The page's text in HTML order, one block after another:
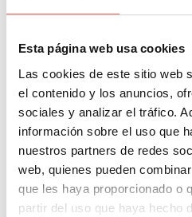
Esta página web usa cookies
Las cookies de este sitio web
el contenido y los anuncios,
sociales y analizar el tráfico.
información sobre el uso que
nuestros partners de redes
web, quienes pueden
que les haya proporcionado o
partir del uso que haya hecho
Prevención de
Laborales: todo
saber para
Emprendimiento y Startups»
Javier Sancho Piqueras 0
Todas aquellas personas que